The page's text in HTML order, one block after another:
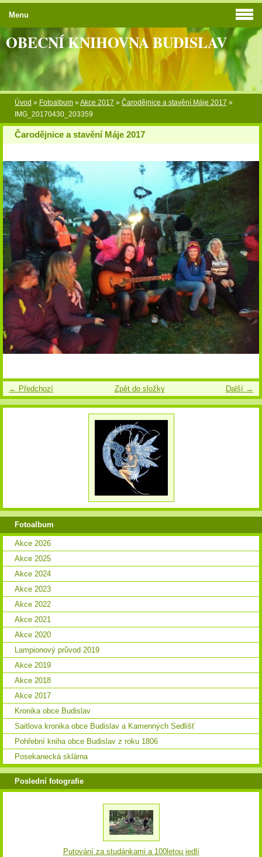
OBECNÍ KNIHOVNA BUDISLAV
Úvod » Fotoalbum »Akce 2017 » Čarodějnice a stavění Máje 2017 »
IMG_20170430_203359
Čarodějnice a stavění Máje 2017
← Předchozí Další →
Zpět do složky
Menu
Fotoalbum
Akce 2026
Akce 2025
Akce 2024
Akce 2023
Akce 2022
Akce 2021
Akce 2020
Lampionový průvod 2019
Akce 2019
Akce 2018
Akce 2017
Kronika obce Budislav
Saitlova kronika obce Budislav a Kamenných Sedlišť
Pohřební kniha obce Budislav z roku 1806
Posekanecká sklárna
Poslední fotografie
Putování za studánkami a 100letou jedlí